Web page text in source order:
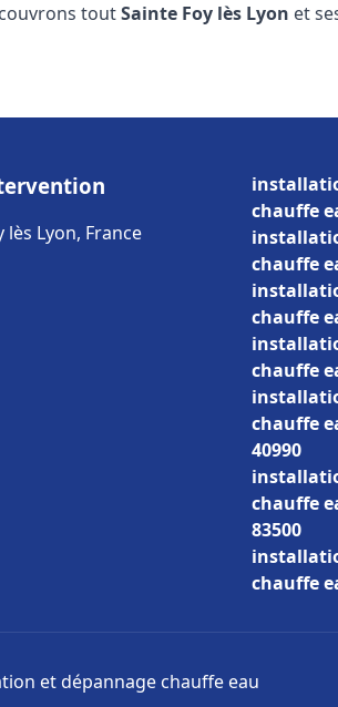
toutSainte Foy lès Lyon et
lès Lyon, France
chauffe
chauffe
chauffe
chauffe
chauffe
40990
chauffe
83500
chauffe
et dépannage chauffe eau